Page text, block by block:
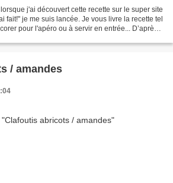
j'ai découvert cette recette sur le super site
fait!" je me suis lancée. Je vous livre la recette tel
pour l'apéro ou à servir en entrée... D’après
/ amandes